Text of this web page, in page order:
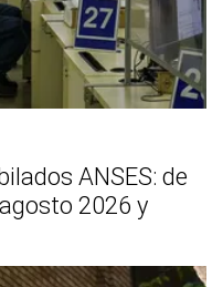
ANSES: de
2026 y